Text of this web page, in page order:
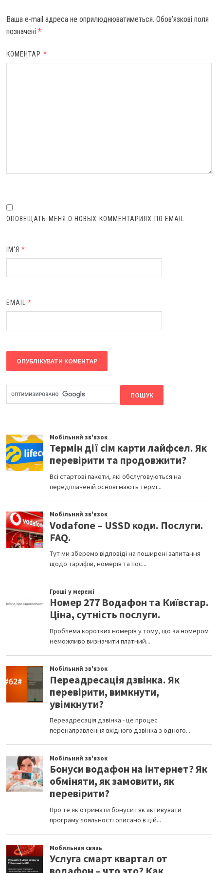
Ваша e-mail адреса не оприлюднюватиметься. Обов’язкові поля
позначені *
КОМЕНТАР *
ОПОВЕЩАТЬ МЕНЯ О НОВЫХ КОММЕНТАРИЯХ ПО EMAIL
ІМ'Я*
EMAIL*